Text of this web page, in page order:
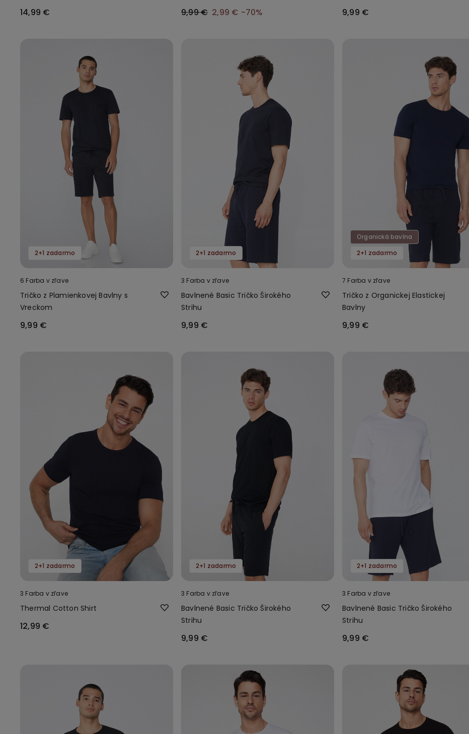
14,99 € 9,99 € 2,99 € -70% 9,99 €
2+1 zadarmo
6 Farba v zľave
Tričko z Plamienkovej Bavlny s
Vreckom
9,99 €
2+1 zadarmo
3 Farba v zľave
Bavlnené Basic Tričko Širokého
Strihu
9,99 €
Organická bavlna
2+1 zadarmo
7 Farba v zľave
Tričko z Organickej Elastickej
Bavlny
9,99 €
2+1 zadarmo
3 Farba v zľave
Thermal Cotton Shirt
12,99 €
2+1 zadarmo
3 Farba v zľave
Bavlnené Basic Tričko Širokého
Strihu
9,99 €
2+1 zadarmo
3 Farba v zľave
Bavlnené Basic Tričko Širokého
Strihu
9,99 €